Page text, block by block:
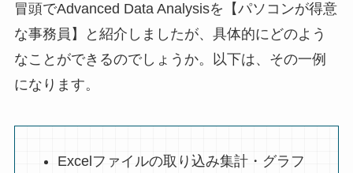
冒頭でAdvanced Data Analysisを【パソコンが得意
な事務員】と紹介しましたが、具体的にどのよう
なことができるのでしょうか。以下は、その一例
になります。
Excelファイルの取り込み集計・グラフ